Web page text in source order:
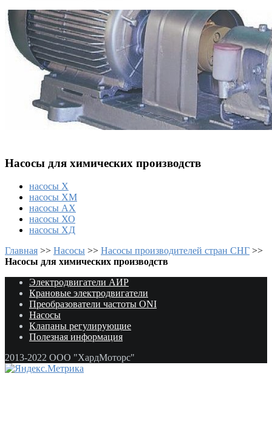
Насосы для химических производств
насосы Х
насосы ХМ
насосы АХ
насосы ХО
насосы ХД
Главная >> Насосы >> Насосы производителей стран СНГ >>
Насосы для химических производств
Электродвигатели АИР
Крановые электродвигатели
Преобразователи частоты ONI
Насосы
Клапаны регулирующие
Полезная информация
2013-2022 ООО "ХардМоторс"